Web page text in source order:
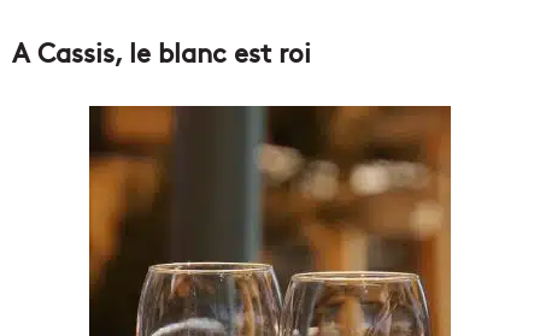
A Cassis, le blanc est roi